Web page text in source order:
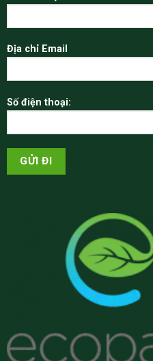
Địa chỉ Email
Số điện thoại: